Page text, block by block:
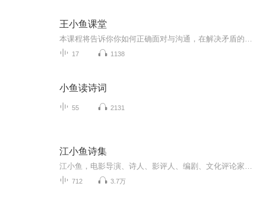
王小鱼课堂
17 1138
小鱼读诗词
55 2131
江小鱼诗集
712 3.7万